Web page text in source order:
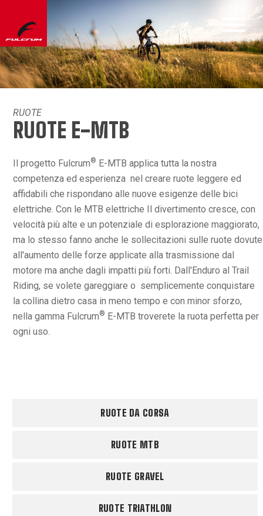
RUOTE
RUOTE E-MTB
Il progetto Fulcrum® E-MTB applica tutta la nostra
competenza ed esperienza nel creare ruote leggere ed
affidabili che rispondano alle nuove esigenze delle bici
elettriche. Con le MTB elettriche Il divertimento cresce, con
velocità più alte e un potenziale di esplorazione maggiorato,
ma lo stesso fanno anche le sollecitazioni sulle ruote dovute
all'aumento delle forze applicate alla trasmissione dal
motore ma anche dagli impatti più forti. Dall'Enduro al Trail
Riding, se volete gareggiare o semplicemente conquistare
la collina dietro casa in meno tempo e con minor sforzo,
nella gamma Fulcrum® E-MTB troverete la ruota perfetta per
ogni uso.
RUOTE DA CORSA
RUOTE MTB
RUOTE GRAVEL
RUOTE TRIATHLON